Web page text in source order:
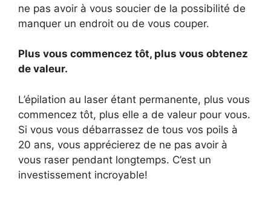
ne pas avoir à vous soucier de la possibilité de
manquer un endroit ou de vous couper.
Plus vous commencez tôt, plus vous obtenez
de valeur.
L’épilation au laser étant permanente, plus vous
commencez tôt, plus elle a de valeur pour vous.
Si vous vous débarrassez de tous vos poils à
20 ans, vous apprécierez de ne pas avoir à
vous raser pendant longtemps. C’est un
investissement incroyable!